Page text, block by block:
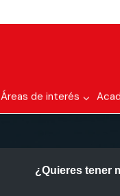
Áreas de interés
¿Quieres tener